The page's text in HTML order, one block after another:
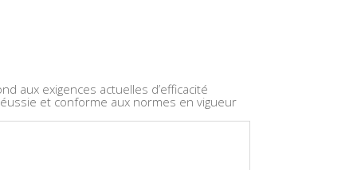
aux exigences actuelles d’efficacité
et conforme aux normes en vigueur